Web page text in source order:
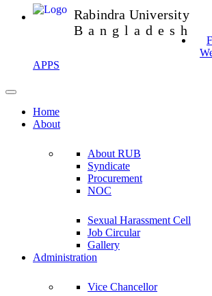
Rabindra University
Bangladesh
APPS
Home
About
About RUB
Syndicate
Procurement
NOC
Sexual Harassment Cell
Job Circular
Gallery
Administration
Vice Chancellor